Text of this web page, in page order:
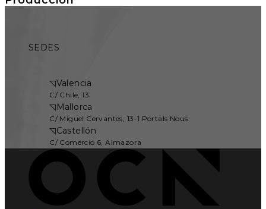
SEDES
◹Valencia
C/ Chile, 13
◹Mallorca
C/ Miguel Cervantes, 13-1 Portals Nous
◹Castellón
C/ Comercio 6, Almazora